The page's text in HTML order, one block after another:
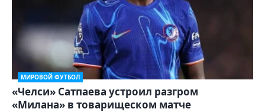
МИРОВОЙ ФУТБОЛ
«Челси» Сатпаева устроил разгром
«Милана» в товарищеском матче